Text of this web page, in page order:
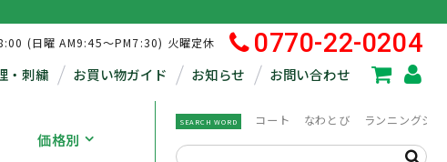
(日曜 AM9:45～PM7:30) 火曜定休
0770-22-0204
・刺繍 お買い物ガイド お知らせ お問い合わせ
価格別
SEARCH WORD コート なわとび ランニングシ